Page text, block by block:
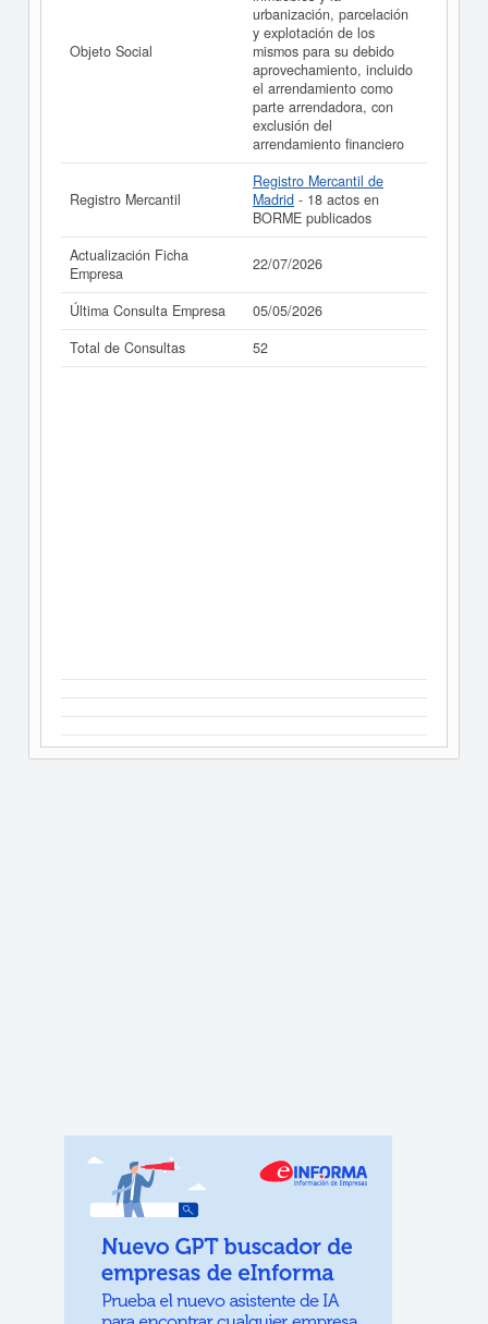
Objeto Social
urbanización, parcelación
y explotación de los
mismos para su debido
aprovechamiento, incluido
el arrendamiento como
parte arrendadora, con
exclusión del
arrendamiento financiero
Registro Mercantil
Registro Mercantil de
Madrid - 18 actos en
BORME publicados
Actualización Ficha
Empresa
22/07/2026
Última Consulta Empresa
05/05/2026
Total de Consultas
52